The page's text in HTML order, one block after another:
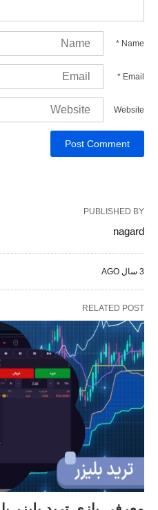
Name
*
Email
*
Website
PUBLISHED BY
nagard
3 سال AGO
RELATED POST